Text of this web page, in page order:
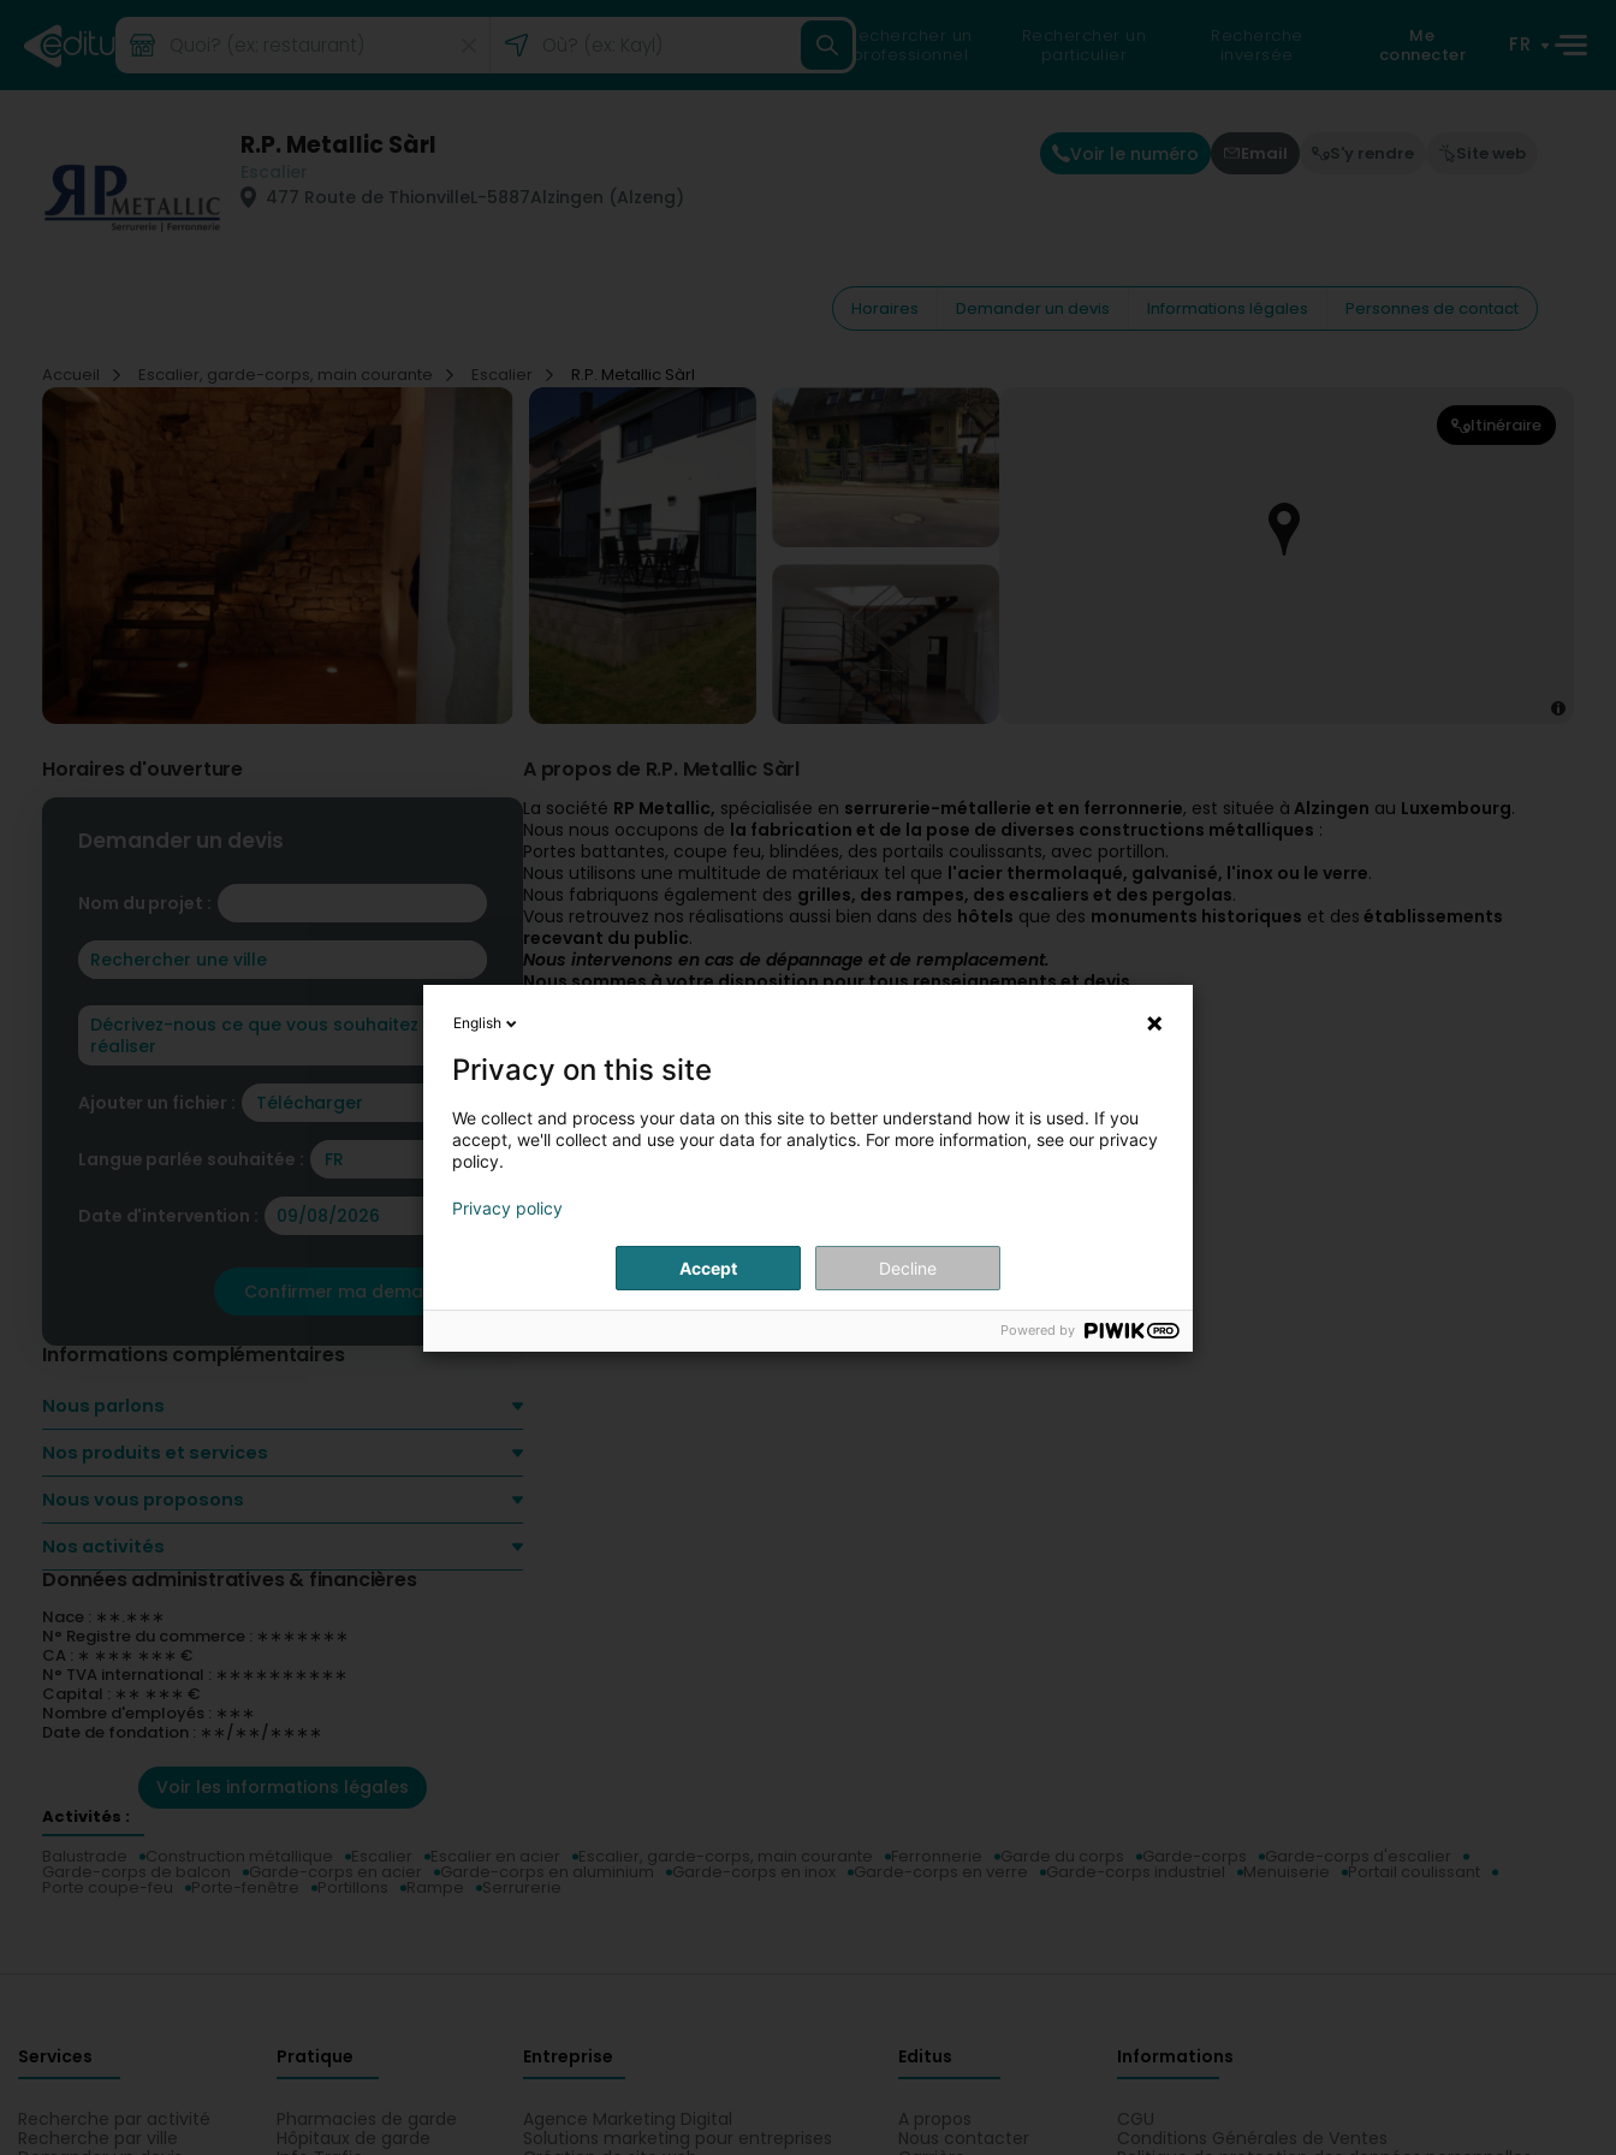
Rechercher un
professionnel
Rechercher un
particulier
Recherche
inversée
Me
connecter
FR
R.P. Metallic Sàrl
477 Route de ThionvilleL-5887Alzingen (Alzeng)
Voir le numéro Email S'y rendre Site web
Horaires Demander un devis Informations légales Personnes de contact
Accueil Escalier, garde-corps, main courante Escalier R.P. Metallic Sàrl
Itinéraire
Horaires d'ouverture
Demander un devis
Nom du projet :
Ajouter un fichier : Télécharger
Langue parlée souhaitée : FR
Date d'intervention :
Confirmer ma demande
Informations complémentaires
Nous parlons
Nos produits et services
Nous vous proposons
Nos activités
Données administratives & financières
Nace : ∗∗.∗∗∗
N° Registre du commerce : ∗∗∗∗∗∗∗
CA : ∗ ∗∗∗ ∗∗∗ €
N° TVA international : ∗∗∗∗∗∗∗∗∗∗
Capital : ∗∗ ∗∗∗ €
Nombre d'employés : ∗∗∗
Date de fondation : ∗∗/∗∗/∗∗∗∗
Voir les informations légales
A propos de R.P. Metallic Sàrl
La société RP Metallic, spécialisée en serrurerie-métallerie et en ferronnerie, est située à Alzingen au Luxembourg.
Nous nous occupons de la fabrication et de la pose de diverses constructions métalliques :
Portes battantes, coupe feu, blindées, des portails coulissants, avec portillon.
Nous utilisons une multitude de matériaux tel que l'acier thermolaqué, galvanisé, l'inox ou le verre.
Nous fabriquons également des grilles, des rampes, des escaliers et des pergolas.
Vous retrouvez nos réalisations aussi bien dans des hôtels que des monuments historiques et des établissements
recevant du public.
Nous intervenons en cas de dépannage et de remplacement.
Nous sommes à votre disposition pour tous renseignements et devis.
Leite Tavares
Gérant
Soares de Almeida
Gérant
Activités :
Balustrade
Construction métallique Escalier Escalier en acier Escalier, garde-corps, main courante Ferronnerie Garde du corps Garde-corps Garde-corps d'escalier
Garde-corps de balcon Garde-corps en acier Garde-corps en aluminium Garde-corps en inox Garde-corps en verre Garde-corps industriel Menuiserie Portail coulissant
Porte coupe-feu Porte-fenêtre Portillons Rampe Serrurerie
Services
Recherche par activité
Recherche par ville
Pratique
Pharmacies de garde
Hôpitaux de garde
Entreprise
Agence Marketing Digital
Solutions marketing pour entreprises
Editus
A propos
Nous contacter
Informations
CGU
Conditions Générales de Ventes
English
Privacy on this site
We collect and process your data on this site to better understand how it is used. If you
accept, we'll collect and use your data for analytics. For more information, see our privacy
policy.
Privacy policy
Accept Decline
Powered by